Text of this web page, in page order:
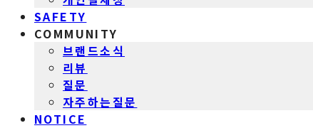
SAFETY
COMMUNITY
브랜드소식
리뷰
질문
자주하는질문
NOTICE